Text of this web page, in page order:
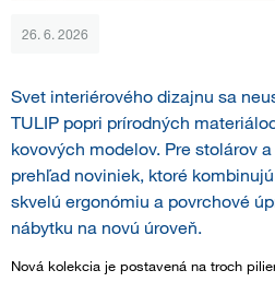
26. 6. 2026
Svet interiérového dizajnu sa
TULIP popri prírodných
kovových modelov. Pre stolárov
prehľad noviniek, ktoré
skvelú ergonómiu a povrchové
nábytku na novú úroveň.
Nová kolekcia je postavená na troch